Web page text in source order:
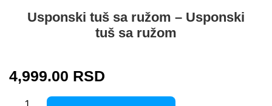
Usponski tuš sa ružom – Usponski
tuš sa ružom
4,999.00 RSD